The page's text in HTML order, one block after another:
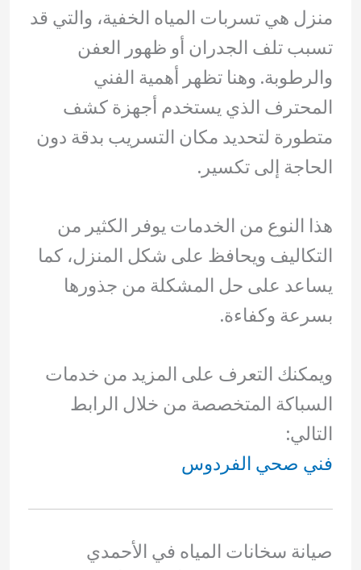
منزل هي تسربات المياه الخفية، والتي قد
تسبب تلف الجدران أو ظهور العفن
والرطوبة. وهنا تظهر أهمية الفني
المحترف الذي يستخدم أجهزة كشف
متطورة لتحديد مكان التسريب بدقة دون
الحاجة إلى تكسير.
هذا النوع من الخدمات يوفر الكثير من
التكاليف ويحافظ على شكل المنزل، كما
يساعد على حل المشكلة من جذورها
بسرعة وكفاءة.
ويمكنك التعرف على المزيد من خدمات
السباكة المتخصصة من خلال الرابط
التالي:
فني صحي الفردوس
صيانة سخانات المياه في الأحمدي